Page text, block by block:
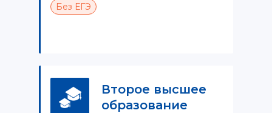
Без ЕГЭ
Второе высшее
образование